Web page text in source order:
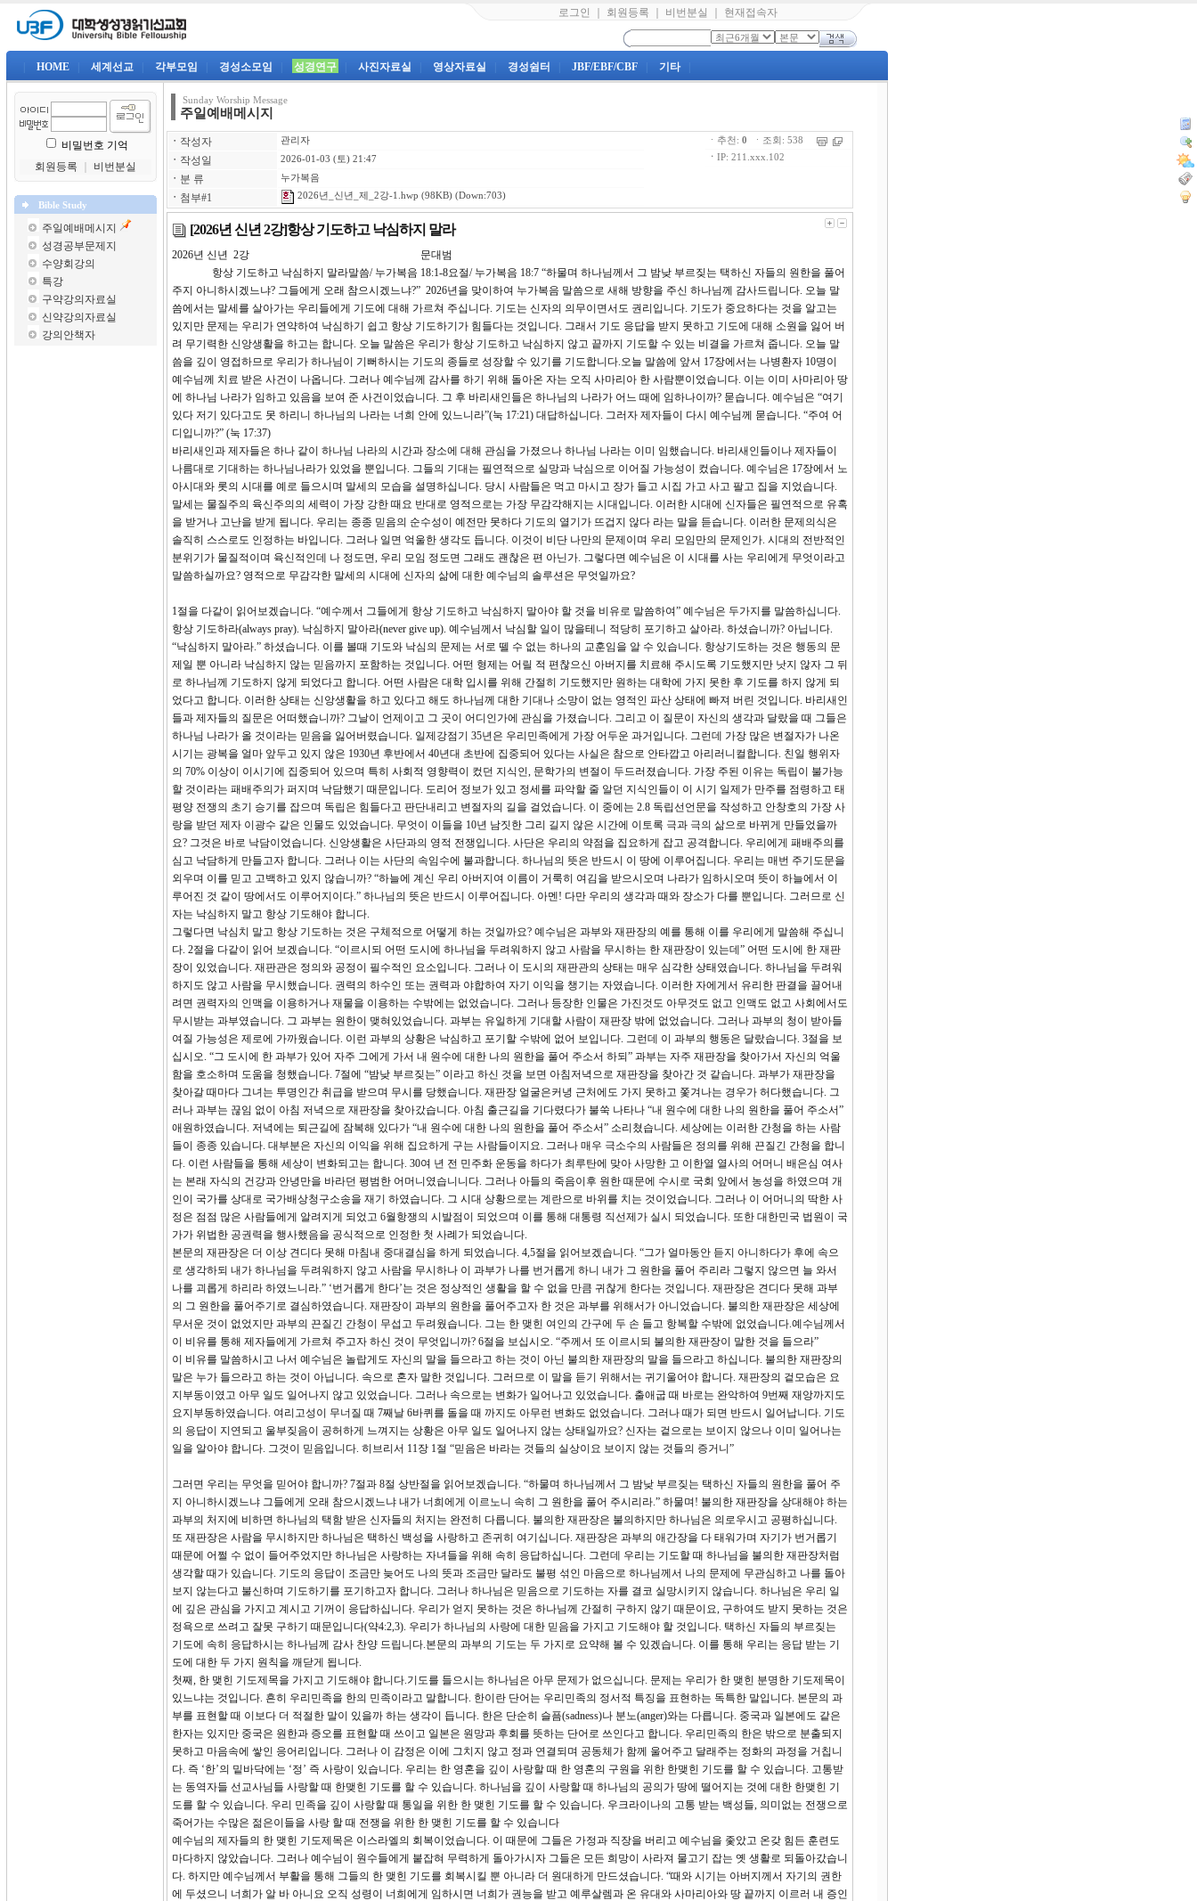
로그인 회원등록 비번분실 현재접속자
HOME 세계선교 각부모임 경성소모임 성경연구 사진자료실 영상자료실 경성쉼터 JBF/EBF/CBF 기타
비밀번호 기억
회원등록
비번분실
Bible Study
주일예배메시지
성경공부문제지
수양회강의
특강
구약강의자료실
신약강의자료실
강의안책자
Sunday Worship Message
주일예배메시지
ㆍ 작성자 관리자
ㆍ 작성일 2026-01-03 (토) 21:47
ㆍ 분 류 누가복음
ㆍ 첨부#1 2026년_신년_제_2강-1.hwp (98KB) (Down:703)
ㆍ추천: 0 ㆍ조회: 538
ㆍ IP: 211.xxx.102
[2026년 신년 2강]항상 기도하고 낙심하지 말라
2026년 신년 2강 문대범
항상 기도하고 낙심하지 말라말씀/ 누가복음 18:1-8요절/ 누가복음 18:7 “하물며 하나님께서 그 밤낮 부르짖는 택하신 자들의 원한을 풀어
주지 아니하시겠느냐? 그들에게 오래 참으시겠느냐?” 2026년을 맞이하여 누가복음 말씀으로 새해 방향을 주신 하나님께 감사드립니다. 오늘 말
씀에서는 말세를 살아가는 우리들에게 기도에 대해 가르쳐 주십니다. 기도는 신자의 의무이면서도 권리입니다. 기도가 중요하다는 것을 알고는
있지만 문제는 우리가 연약하여 낙심하기 쉽고 항상 기도하기가 힘들다는 것입니다. 그래서 기도 응답을 받지 못하고 기도에 대해 소원을 잃어 버
려 무기력한 신앙생활을 하고는 합니다. 오늘 말씀은 우리가 항상 기도하고 낙심하지 않고 끝까지 기도할 수 있는 비결을 가르쳐 줍니다. 오늘 말
씀을 깊이 영접하므로 우리가 하나님이 기뻐하시는 기도의 종들로 성장할 수 있기를 기도합니다.오늘 말씀에 앞서 17장에서는 나병환자 10명이
예수님께 치료 받은 사건이 나옵니다. 그러나 예수님께 감사를 하기 위해 돌아온 자는 오직 사마리아 한 사람뿐이었습니다. 이는 이미 사마리아 땅
에 하나님 나라가 임하고 있음을 보여 준 사건이었습니다. 그 후 바리새인들은 하나님의 나라가 어느 때에 임하나이까? 묻습니다. 예수님은 “여기
있다 저기 있다고도 못 하리니 하나님의 나라는 너희 안에 있느니라”(눅 17:21) 대답하십니다. 그러자 제자들이 다시 예수님께 묻습니다. “주여 어
디입니까?” (눅 17:37)
바리새인과 제자들은 하나 같이 하나님 나라의 시간과 장소에 대해 관심을 가졌으나 하나님 나라는 이미 임했습니다. 바리새인들이나 제자들이
나름대로 기대하는 하나님나라가 있었을 뿐입니다. 그들의 기대는 필연적으로 실망과 낙심으로 이어질 가능성이 컸습니다. 예수님은 17장에서 노
아시대와 롯의 시대를 예로 들으시며 말세의 모습을 설명하십니다. 당시 사람들은 먹고 마시고 장가 들고 시집 가고 사고 팔고 집을 지었습니다.
말세는 물질주의 육신주의의 세력이 가장 강한 때요 반대로 영적으로는 가장 무감각해지는 시대입니다. 이러한 시대에 신자들은 필연적으로 유혹
을 받거나 고난을 받게 됩니다. 우리는 종종 믿음의 순수성이 예전만 못하다 기도의 열기가 뜨겁지 않다 라는 말을 듣습니다. 이러한 문제의식은
솔직히 스스로도 인정하는 바입니다. 그러나 일면 억울한 생각도 듭니다. 이것이 비단 나만의 문제이며 우리 모임만의 문제인가. 시대의 전반적인
분위기가 물질적이며 육신적인데 나 정도면, 우리 모임 정도면 그래도 괜찮은 편 아닌가. 그렇다면 예수님은 이 시대를 사는 우리에게 무엇이라고
말씀하실까요? 영적으로 무감각한 말세의 시대에 신자의 삶에 대한 예수님의 솔루션은 무엇일까요?
1절을 다같이 읽어보겠습니다. “예수께서 그들에게 항상 기도하고 낙심하지 말아야 할 것을 비유로 말씀하여” 예수님은 두가지를 말씀하십니다.
항상 기도하라(always pray). 낙심하지 말아라(never give up). 예수님께서 낙심할 일이 많을테니 적당히 포기하고 살아라. 하셨습니까? 아닙니다.
“낙심하지 말아라.” 하셨습니다. 이를 볼때 기도와 낙심의 문제는 서로 뗄 수 없는 하나의 교훈임을 알 수 있습니다. 항상기도하는 것은 행동의 문
제일 뿐 아니라 낙심하지 않는 믿음까지 포함하는 것입니다. 어떤 형제는 어릴 적 편찮으신 아버지를 치료해 주시도록 기도했지만 낫지 않자 그 뒤
로 하나님께 기도하지 않게 되었다고 합니다. 어떤 사람은 대학 입시를 위해 간절히 기도했지만 원하는 대학에 가지 못한 후 기도를 하지 않게 되
었다고 합니다. 이러한 상태는 신앙생활을 하고 있다고 해도 하나님께 대한 기대나 소망이 없는 영적인 파산 상태에 빠져 버린 것입니다. 바리새인
들과 제자들의 질문은 어떠했습니까? 그날이 언제이고 그 곳이 어디인가에 관심을 가졌습니다. 그리고 이 질문이 자신의 생각과 달랐을 때 그들은
하나님 나라가 올 것이라는 믿음을 잃어버렸습니다. 일제강점기 35년은 우리민족에게 가장 어두운 과거입니다. 그런데 가장 많은 변절자가 나온
시기는 광복을 얼마 앞두고 있지 않은 1930년 후반에서 40년대 초반에 집중되어 있다는 사실은 참으로 안타깝고 아리러니컬합니다. 친일 행위자
의 70% 이상이 이시기에 집중되어 있으며 특히 사회적 영향력이 컸던 지식인, 문학가의 변절이 두드러졌습니다. 가장 주된 이유는 독립이 불가능
할 것이라는 패배주의가 퍼지며 낙담했기 때문입니다. 도리어 정보가 있고 정세를 파악할 줄 알던 지식인들이 이 시기 일제가 만주를 점령하고 태
평양 전쟁의 초기 승기를 잡으며 독립은 힘들다고 판단내리고 변절자의 길을 걸었습니다. 이 중에는 2.8 독립선언문을 작성하고 안창호의 가장 사
랑을 받던 제자 이광수 같은 인물도 있었습니다. 무엇이 이들을 10년 남짓한 그리 길지 않은 시간에 이토록 극과 극의 삶으로 바뀌게 만들었을까
요? 그것은 바로 낙담이었습니다. 신앙생활은 사단과의 영적 전쟁입니다. 사단은 우리의 약점을 집요하게 잡고 공격합니다. 우리에게 패배주의를
심고 낙담하게 만들고자 합니다. 그러나 이는 사단의 속임수에 불과합니다. 하나님의 뜻은 반드시 이 땅에 이루어집니다. 우리는 매번 주기도문을
외우며 이를 믿고 고백하고 있지 않습니까? “하늘에 계신 우리 아버지여 이름이 거룩히 여김을 받으시오며 나라가 임하시오며 뜻이 하늘에서 이
루어진 것 같이 땅에서도 이루어지이다.” 하나님의 뜻은 반드시 이루어집니다. 아멘! 다만 우리의 생각과 때와 장소가 다를 뿐입니다. 그러므로 신
자는 낙심하지 말고 항상 기도해야 합니다.
그렇다면 낙심치 말고 항상 기도하는 것은 구체적으로 어떻게 하는 것일까요? 예수님은 과부와 재판장의 예를 통해 이를 우리에게 말씀해 주십니
다. 2절을 다같이 읽어 보겠습니다. “이르시되 어떤 도시에 하나님을 두려워하지 않고 사람을 무시하는 한 재판장이 있는데” 어떤 도시에 한 재판
장이 있었습니다. 재판관은 정의와 공정이 필수적인 요소입니다. 그러나 이 도시의 재판관의 상태는 매우 심각한 상태였습니다. 하나님을 두려워
하지도 않고 사람을 무시했습니다. 권력의 하수인 또는 권력과 야합하여 자기 이익을 챙기는 자였습니다. 이러한 자에게서 유리한 판결을 끌어내
려면 권력자의 인맥을 이용하거나 재물을 이용하는 수밖에는 없었습니다. 그러나 등장한 인물은 가진것도 아무것도 없고 인맥도 없고 사회에서도
무시받는 과부였습니다. 그 과부는 원한이 맺혀있었습니다. 과부는 유일하게 기대할 사람이 재판장 밖에 없었습니다. 그러나 과부의 청이 받아들
여질 가능성은 제로에 가까웠습니다. 이런 과부의 상황은 낙심하고 포기할 수밖에 없어 보입니다. 그런데 이 과부의 행동은 달랐습니다. 3절을 보
십시오. “그 도시에 한 과부가 있어 자주 그에게 가서 내 원수에 대한 나의 원한을 풀어 주소서 하되” 과부는 자주 재판장을 찾아가서 자신의 억울
함을 호소하며 도움을 청했습니다. 7절에 “밤낮 부르짖는” 이라고 하신 것을 보면 아침저녁으로 재판장을 찾아간 것 같습니다. 과부가 재판장을
찾아갈 때마다 그녀는 투명인간 취급을 받으며 무시를 당했습니다. 재판장 얼굴은커녕 근처에도 가지 못하고 쫓겨나는 경우가 허다했습니다. 그
러나 과부는 끊임 없이 아침 저녁으로 재판장을 찾아갔습니다. 아침 출근길을 기다렸다가 불쑥 나타나 “내 원수에 대한 나의 원한을 풀어 주소서”
애원하였습니다. 저녁에는 퇴근길에 잠복해 있다가 “내 원수에 대한 나의 원한을 풀어 주소서” 소리쳤습니다. 세상에는 이러한 간청을 하는 사람
들이 종종 있습니다. 대부분은 자신의 이익을 위해 집요하게 구는 사람들이지요. 그러나 매우 극소수의 사람들은 정의를 위해 끈질긴 간청을 합니
다. 이런 사람들을 통해 세상이 변화되고는 합니다. 30여 년 전 민주화 운동을 하다가 최루탄에 맞아 사망한 고 이한열 열사의 어머니 배은심 여사
는 본래 자식의 건강과 안녕만을 바라던 평범한 어머니였습니니다. 그러나 아들의 죽음이후 원한 때문에 수시로 국회 앞에서 농성을 하였으며 개
인이 국가를 상대로 국가배상청구소송을 재기 하였습니다. 그 시대 상황으로는 계란으로 바위를 치는 것이었습니다. 그러나 이 어머니의 딱한 사
정은 점점 많은 사람들에게 알려지게 되었고 6월항쟁의 시발점이 되었으며 이를 통해 대통령 직선제가 실시 되었습니다. 또한 대한민국 법원이 국
가가 위법한 공권력을 행사했음을 공식적으로 인정한 첫 사례가 되었습니다.
본문의 재판장은 더 이상 견디다 못해 마침내 중대결심을 하게 되었습니다. 4,5절을 읽어보겠습니다. “그가 얼마동안 듣지 아니하다가 후에 속으
로 생각하되 내가 하나님을 두려워하지 않고 사람을 무시하나 이 과부가 나를 번거롭게 하니 내가 그 원한을 풀어 주리라 그렇지 않으면 늘 와서
나를 괴롭게 하리라 하였느니라.” ‘번거롭게 한다’는 것은 정상적인 생활을 할 수 없을 만큼 귀찮게 한다는 것입니다. 재판장은 견디다 못해 과부
의 그 원한을 풀어주기로 결심하였습니다. 재판장이 과부의 원한을 풀어주고자 한 것은 과부를 위해서가 아니었습니다. 불의한 재판장은 세상에
무서운 것이 없었지만 과부의 끈질긴 간청이 무섭고 두려웠습니다. 그는 한 맺힌 여인의 간구에 두 손 들고 항복할 수밖에 없었습니다.예수님께서
이 비유를 통해 제자들에게 가르쳐 주고자 하신 것이 무엇입니까? 6절을 보십시오. “주께서 또 이르시되 불의한 재판장이 말한 것을 들으라”
이 비유를 말씀하시고 나서 예수님은 놀랍게도 자신의 말을 들으라고 하는 것이 아닌 불의한 재판장의 말을 들으라고 하십니다. 불의한 재판장의
말은 누가 들으라고 하는 것이 아닙니다. 속으로 혼자 말한 것입니다. 그러므로 이 말을 듣기 위해서는 귀기울어야 합니다. 재판장의 겉모습은 요
지부동이였고 아무 일도 일어나지 않고 있었습니다. 그러나 속으로는 변화가 일어나고 있었습니다. 출애굽 때 바로는 완악하여 9번째 재앙까지도
요지부동하였습니다. 여리고성이 무너질 때 7째날 6바퀴를 돌을 때 까지도 아무런 변화도 없었습니다. 그러나 때가 되면 반드시 일어납니다. 기도
의 응답이 지연되고 울부짖음이 공허하게 느껴지는 상황은 아무 일도 일어나지 않는 상태일까요? 신자는 겉으로는 보이지 않으나 이미 일어나는
일을 알아야 합니다. 그것이 믿음입니다. 히브리서 11장 1절 “믿음은 바라는 것들의 실상이요 보이지 않는 것들의 증거니”
그러면 우리는 무엇을 믿어야 합니까? 7절과 8절 상반절을 읽어보겠습니다. “하물며 하나님께서 그 밤낮 부르짖는 택하신 자들의 원한을 풀어 주
지 아니하시겠느냐 그들에게 오래 참으시겠느냐 내가 너희에게 이르노니 속히 그 원한을 풀어 주시리라.” 하물며! 불의한 재판장을 상대해야 하는
과부의 처지에 비하면 하나님의 택함 받은 신자들의 처지는 완전히 다릅니다. 불의한 재판장은 불의하지만 하나님은 의로우시고 공평하십니다.
또 재판장은 사람을 무시하지만 하나님은 택하신 백성을 사랑하고 존귀히 여기십니다. 재판장은 과부의 애간장을 다 태워가며 자기가 번거롭기
때문에 어쩔 수 없이 들어주었지만 하나님은 사랑하는 자녀들을 위해 속히 응답하십니다. 그런데 우리는 기도할 때 하나님을 불의한 재판장처럼
생각할 때가 있습니다. 기도의 응답이 조금만 늦어도 나의 뜻과 조금만 달라도 불평 섞인 마음으로 하나님께서 나의 문제에 무관심하고 나를 돌아
보지 않는다고 불신하며 기도하기를 포기하고자 합니다. 그러나 하나님은 믿음으로 기도하는 자를 결코 실망시키지 않습니다. 하나님은 우리 일
에 깊은 관심을 가지고 계시고 기꺼이 응답하십니다. 우리가 얻지 못하는 것은 하나님께 간절히 구하지 않기 때문이요, 구하여도 받지 못하는 것은
정욕으로 쓰려고 잘못 구하기 때문입니다(약4:2,3). 우리가 하나님의 사랑에 대한 믿음을 가지고 기도해야 할 것입니다. 택하신 자들의 부르짖는
기도에 속히 응답하시는 하나님께 감사 찬양 드립니다.본문의 과부의 기도는 두 가지로 요약해 볼 수 있겠습니다. 이를 통해 우리는 응답 받는 기
도에 대한 두 가지 원칙을 깨닫게 됩니다.
첫째, 한 맺힌 기도제목을 가지고 기도해야 합니다.기도를 들으시는 하나님은 아무 문제가 없으십니다. 문제는 우리가 한 맺힌 분명한 기도제목이
있느냐는 것입니다. 흔히 우리민족을 한의 민족이라고 말합니다. 한이란 단어는 우리민족의 정서적 특징을 표현하는 독특한 말입니다. 본문의 과
부를 표현할 때 이보다 더 적절한 말이 있을까 하는 생각이 듭니다. 한은 단순히 슬픔(sadness)나 분노(anger)와는 다릅니다. 중국과 일본에도 같은
한자는 있지만 중국은 원한과 증오를 표현할 때 쓰이고 일본은 원망과 후회를 뜻하는 단어로 쓰인다고 합니다. 우리민족의 한은 밖으로 분출되지
못하고 마음속에 쌓인 응어리입니다. 그러나 이 감정은 이에 그치지 않고 정과 연결되며 공동체가 함께 울어주고 달래주는 정화의 과정을 거칩니
다. 즉 ‘한’의 밑바닥에는 ‘정’ 즉 사랑이 있습니다. 우리는 한 영혼을 깊이 사랑할 때 한 영혼의 구원을 위한 한맺힌 기도를 할 수 있습니다. 고통받
는 동역자들 선교사님들 사랑할 때 한맺힌 기도를 할 수 있습니다. 하나님을 깊이 사랑할 때 하나님의 공의가 땅에 떨어지는 것에 대한 한맺힌 기
도를 할 수 있습니다. 우리 민족을 깊이 사랑할 때 통일을 위한 한 맺힌 기도를 할 수 있습니다. 우크라이나의 고통 받는 백성들, 의미없는 전쟁으로
죽어가는 수많은 젊은이들을 사랑 할 때 전쟁을 위한 한 맺힌 기도를 할 수 있습니다
예수님의 제자들의 한 맺힌 기도제목은 이스라엘의 회복이었습니다. 이 때문에 그들은 가정과 직장을 버리고 예수님을 좇았고 온갖 힘든 훈련도
마다하지 않았습니다. 그러나 예수님이 원수들에게 붙잡혀 무력하게 돌아가시자 그들은 모든 희망이 사라져 물고기 잡는 옛 생활로 되돌아갔습니
다. 하지만 예수님께서 부활을 통해 그들의 한 맺힌 기도를 회복시킬 뿐 아니라 더 원대하게 만드셨습니다. “때와 시기는 아버지께서 자기의 권한
에 두셨으니 너희가 알 바 아니요 오직 성령이 너희에게 임하시면 너희가 권능을 받고 예루살렘과 온 유대와 사마리아와 땅 끝까지 이르러 내 증인